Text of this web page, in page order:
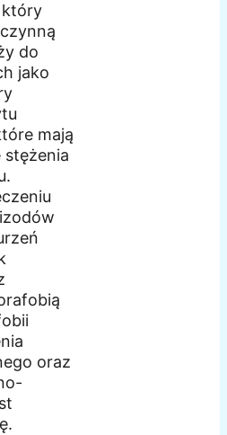
który
do
jako
mają
stężenia
oraz